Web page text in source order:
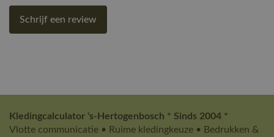
Schrijf een review
Kledingcalculator 's-Hertogenbosch * Sinds 2004 *
Vlotte communicatie • Ruime kledingkeuze • Bedrukken &